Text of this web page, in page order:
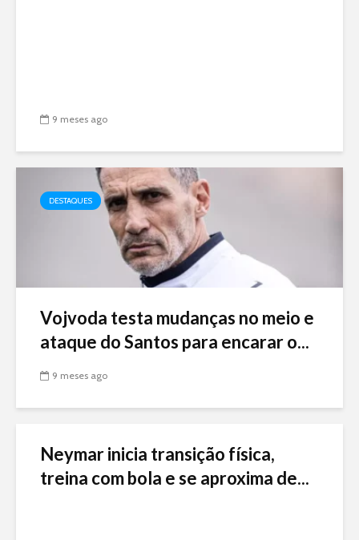
9 meses ago
DESTAQUES
Vojvoda testa mudanças no meio e
ataque do Santos para encarar o...
9 meses ago
Neymar inicia transição física,
treina com bola e se aproxima de...